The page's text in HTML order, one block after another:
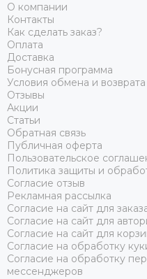
О компании
Контакты
Как сделать заказ?
Оплата
Доставка
Бонусная программа
Условия обмена и возврата
Отзывы
Акции
Статьи
Обратная связь
Публичная оферта
Пользовательское
Политика защиты и
Согласие отзыв
Рекламная рассылка
Согласие на сайт для
Согласие на сайт для
Согласие на сайт для
Согласие на обработку
Согласие на обработку
мессенджеров